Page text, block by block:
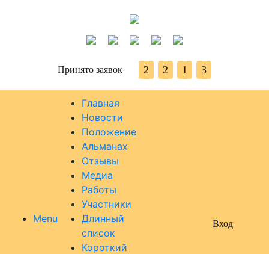
Принято заявок 2 2 1 3
Menu
Главная
Новости
Положение
Альманах
Отзывы
Медиа
Работы
Участники
Длинный
список
Короткий
Вход